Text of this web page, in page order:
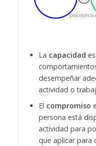
La capacidad
desempeñar
actividad o
El compromiso
persona está
actividad para
que aplicar para